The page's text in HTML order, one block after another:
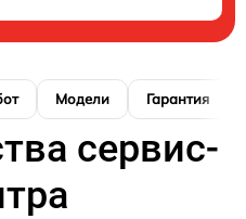
Модели Гарантия
сервис-